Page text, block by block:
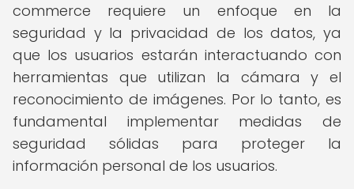
commerce requiere un enfoque en la
seguridad y la privacidad de los datos, ya
que los usuarios estarán interactuando con
herramientas que utilizan la cámara y el
reconocimiento de imágenes. Por lo tanto, es
fundamental implementar medidas de
seguridad sólidas para proteger la
información personal de los usuarios.